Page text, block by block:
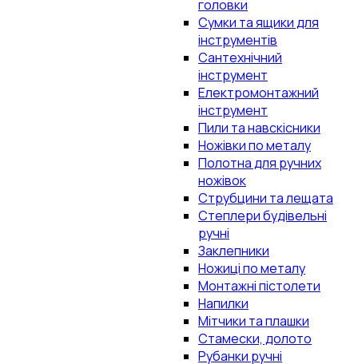
головки
Сумки та ящики для
інструментів
Сантехнічний
інструмент
Електромонтажний
інструмент
Пили та навскісники
Ножівки по металу
Полотна для ручних
ножівок
Струбцини та лещата
Степлери будівельні
ручні
Заклепники
Ножиці по металу
Монтажні пістолети
Напилки
Мітчики та плашки
Стамески, долото
Рубанки ручні